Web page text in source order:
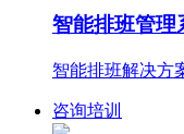
智能排班管理
智能排班解决方
咨询培训